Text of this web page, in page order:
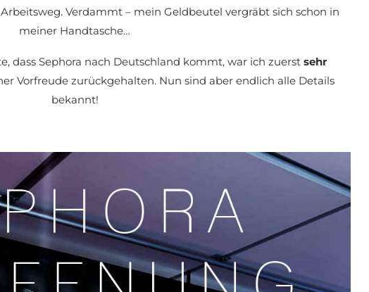
Verdammt – mein Geldbeutel vergräbt sich schon in
meiner Handtasche…
dass Sephora nach Deutschland kommt, war ich zuerstsehr
Vorfreude zurückgehalten. Nun sind aber endlich alle Details
bekannt!